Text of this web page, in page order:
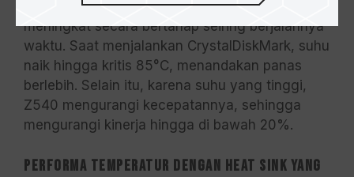
setelah lima menit dalam kondisi idle. Suhu ini
meningkat secara bertahap seiring berjalannya
waktu. Saat menjalankan CrystalDiskMark, suhu
naik hingga kritis 85°C, menandakan panas
berlebih. Selain itu, karena suhu yang tinggi,
Z540 mengurangi kecepatannya, sehingga
mengurangi kinerja hingga di bawah 20%.
Performa Temperatur dengan Heat Sink yang